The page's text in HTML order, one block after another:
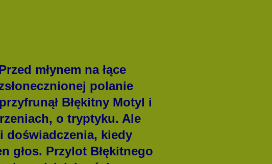
młynem na łące
polanie
Błękitny Motyl i
o tryptyku. Ale
doświadczenia, kiedy
głos. Przylot Błękitnego